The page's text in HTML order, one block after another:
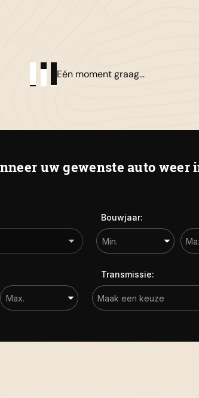
Eén moment graag...
uw gewenste auto weer
Bouwjaar:
Transmissie: